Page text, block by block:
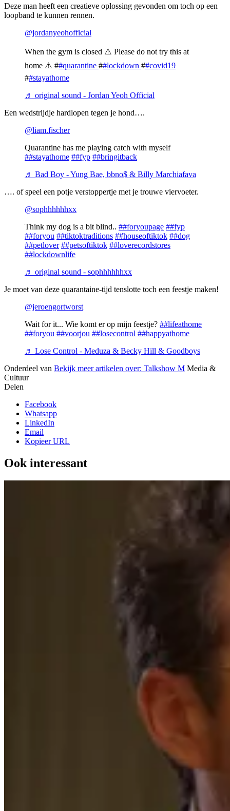
Deze man heeft een creatieve oplossing gevonden om toch op een
loopband te kunnen rennen.
@jordanyeohofficial
When the gym is closed ⚠️ Please do not try this at
home ⚠️ ##quarantine ##lockdown ##covid19
##stayathome
♬ original sound - Jordan Yeoh Official
Een wedstrijdje hardlopen tegen je hond….
@liam.fischer
Quarantine has me playing catch with myself
##stayathome ##fyp ##bringitback
♬ Bad Boy - Yung Bae, bbno$ & Billy Marchiafava
…. of speel een potje verstoppertje met je trouwe viervoeter.
@sophhhhhhxx
Think my dog is a bit blind.. ##foryoupage ##fyp
##foryou ##tiktoktraditions ##houseoftiktok ##dog
##petlover ##petsoftiktok ##loverecordstores
##lockdownlife
♬ original sound - sophhhhhhxx
Je moet van deze quarantaine-tijd tenslotte toch een feestje maken!
@jeroengortworst
Wait for it... Wie komt er op mijn feestje? ##lifeathome
##foryou ##voorjou ##losecontrol ##happyathome
♬ Lose Control - Meduza & Becky Hill & Goodboys
Onderdeel van Bekijk meer artikelen over: Talkshow M Media &
Cultuur
Delen
Facebook
Whatsapp
LinkedIn
Email
Kopieer URL
Ook interessant